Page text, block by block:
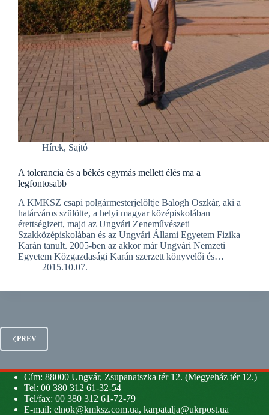
Hírek, Sajtó
A tolerancia és a békés egymás mellett élés ma a
legfontosabb
A KMKSZ csapi polgármesterjelöltje Balogh Oszkár, aki a
határváros szülötte, a helyi magyar középiskolában
érettségizett, majd az Ungvári Zeneművészeti
Szakközépiskolában és az Ungvári Állami Egyetem Fizika
Karán tanult. 2005-ben az akkor már Ungvári Nemzeti
Egyetem Közgazdasági Karán szerzett könyvelői és…
2015.10.07.
PREV
Cím: 88000 Ungvár, Zsupanatszka tér 12. (Megyeház tér 12.)
Tel: 00 380 312 61-32-54
Tel/fax: 00 380 312 61-72-79
E-mail: elnok@kmksz.com.ua, karpatalja@ukrpost.ua